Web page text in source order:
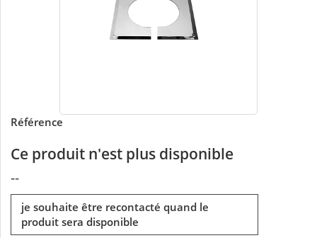
Référence
Ce produit n'est plus disponible
--
je souhaite être recontacté quand le
produit sera disponible